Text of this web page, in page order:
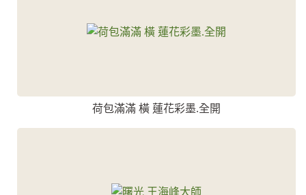
荷包滿滿 橫 蓮花彩墨.全開